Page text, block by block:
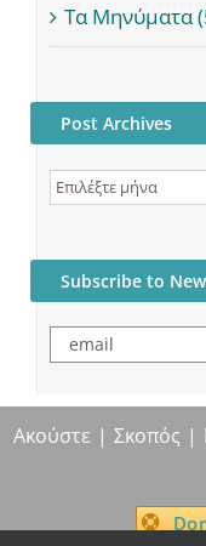
Τα Μηνύματα
Post Archives
Post
Subscribe to
email
Ακούστε Σκοπός